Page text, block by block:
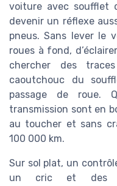
voiture avec soufflet
devenir un réflexe
pneus. Sans lever le
roues à fond,
chercher des
caoutchouc du
passage de roue.
transmission sont en
au toucher et sans
100 000 km.
Sur sol plat, un
un cric et des